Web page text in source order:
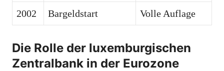
2002 Bargeldstart Volle Auflage
Die Rolle der luxemburgischen
Zentralbank in der Eurozone